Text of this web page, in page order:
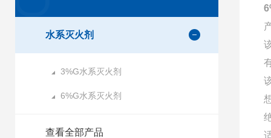
水系灭火剂
3%G水系灭火剂
6%G水系灭火剂
查看全部产品